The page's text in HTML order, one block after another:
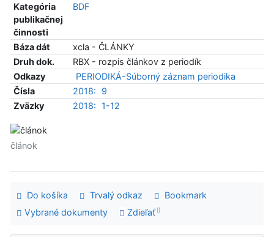
Kategória
publikačnej
činnosti
BDF
Báza dát
xcla - ČLÁNKY
Druh dok.
RBX - rozpis článkov z periodík
Odkazy
PERIODIKÁ-Súborný záznam periodika
Čísla
2018:
9
Zväzky
2018: 1-12
článok
Do košíka Trvalý odkaz
Bookmark
Vybrané dokumenty
Zdieľať